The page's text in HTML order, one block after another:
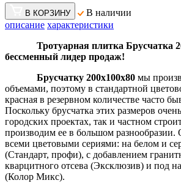
В КОРЗИНУ
В наличии
описание характеристики
Тротуарная плитка Брусчатка
бессменный лидер продаж!
Брусчатку 200х100х80 мы
объемами, поэтому в стандартной
красная в резервном количестве часто
Поскольку брусчатка этих размеров
городских проектах, так и частном
производим ее в большом разнообразии.
всеми цветовыми сериями: на белом и
(Стандарт, профи), с добавлением
кварцитного отсева (Эксклюзив) и под
(Колор Микс).